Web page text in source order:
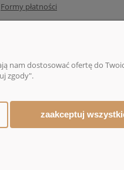
Formy płatności
Czas i koszty dostawy
Rajska 10, 80-850 Gdańsk |
nam dostosować ofertę do
zgody".
zaakceptuj